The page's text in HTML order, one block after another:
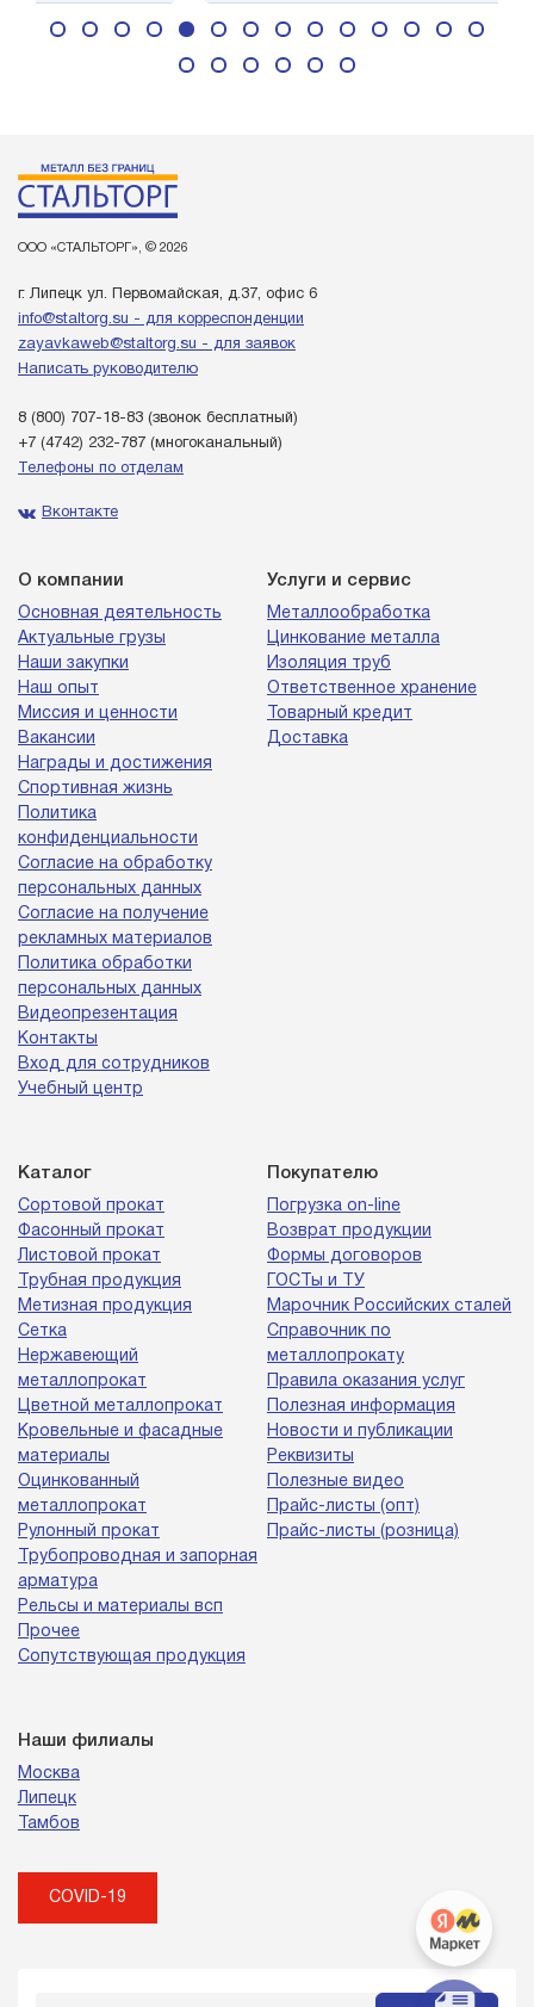
ООО «СТАЛЬТОРГ», © 2026
г. Липецк ул. Первомайская, д.37, офис 6
info@staltorg.su - для корреспонденции
zayavkaweb@staltorg.su - для заявок
Написать руководителю
8 (800) 707-18-83 (звонок бесплатный)
+7 (4742) 232-787 (многоканальный)
Телефоны по отделам
Вконтакте
О компании
Основная деятельность
Актуальные грузы
Наши закупки
Наш опыт
Миссия и ценности
Вакансии
Награды и достижения
Спортивная жизнь
Политика
конфиденциальности
Согласие на обработку
персональных данных
Согласие на получение
рекламных материалов
Политика обработки
персональных данных
Видеопрезентация
Контакты
Вход для сотрудников
Учебный центр
Услуги и сервис
Металлообработка
Цинкование металла
Изоляция труб
Ответственное хранение
Товарный кредит
Доставка
Каталог
Сортовой прокат
Фасонный прокат
Листовой прокат
Трубная продукция
Метизная продукция
Сетка
Нержавеющий
металлопрокат
Цветной металлопрокат
Кровельные и фасадные
материалы
Оцинкованный
металлопрокат
Рулонный прокат
Трубопроводная и запорная
арматура
Рельсы и материалы всп
Прочее
Сопутствующая продукция
Покупателю
Погрузка on-line
Возврат продукции
Формы договоров
ГОСТы и ТУ
Марочник Российских сталей
Справочник по
металлопрокату
Правила оказания услуг
Полезная информация
Новости и публикации
Реквизиты
Полезные видео
Прайс-листы (опт)
Прайс-листы (розница)
Наши филиалы
Москва
Липецк
Тамбов
COVID-19